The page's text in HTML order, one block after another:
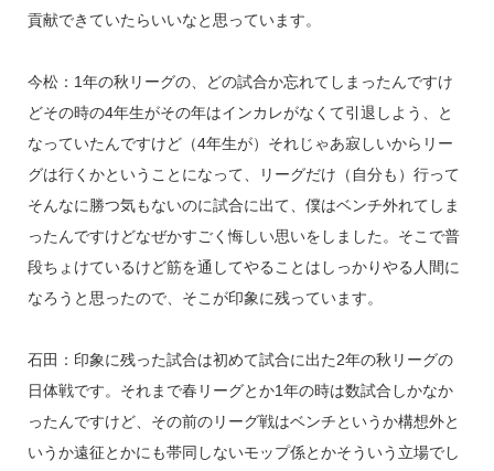
貢献できていたらいいなと思っています。
今松：1年の秋リーグの、どの試合か忘れてしまったんですけ
どその時の4年生がその年はインカレがなくて引退しよう、と
なっていたんですけど（4年生が）それじゃあ寂しいからリー
グは行くかということになって、リーグだけ（自分も）行って
そんなに勝つ気もないのに試合に出て、僕はベンチ外れてしま
ったんですけどなぜかすごく悔しい思いをしました。そこで普
段ちょけているけど筋を通してやることはしっかりやる人間に
なろうと思ったので、そこが印象に残っています。
石田：印象に残った試合は初めて試合に出た2年の秋リーグの
日体戦です。それまで春リーグとか1年の時は数試合しかなか
ったんですけど、その前のリーグ戦はベンチというか構想外と
いうか遠征とかにも帯同しないモップ係とかそういう立場でし